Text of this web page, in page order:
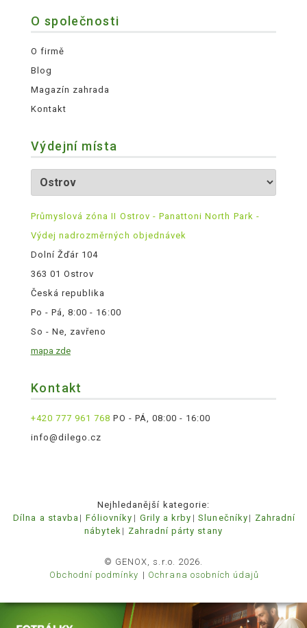
O společnosti
O firmě
Blog
Magazín zahrada
Kontakt
Výdejní místa
Průmyslová zóna II Ostrov - Panattoni North Park -
Výdej nadrozměrných objednávek
Dolní Žďár 104
363 01 Ostrov
Česká republika
Po - Pá, 8:00 - 16:00
So - Ne, zavřeno
mapa zde
Kontakt
+420 777 961 768 PO - PÁ, 08:00 - 16:00
info@dilego.cz
Nejhledanější kategorie:
Dílna a stavba
Fóliovníky Grily a krby Slunečníky
Zahradní
nábytek
Zahradní párty stany
© GENOX, s.r.o. 2026.
Obchodní podmínky
Ochrana osobních údajů